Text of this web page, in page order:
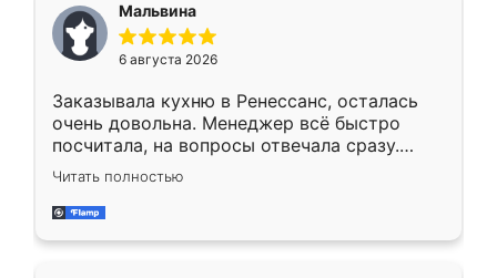
меньше, здесь же он более разнообразный.
Мне нравится ,если что-то потребуется из
мебели буду заказывать только здесь.
Мальвина
6 августа 2026
Заказывала кухню в Ренессанс, осталась
очень довольна. Менеджер всё быстро
посчитала, на вопросы отвечала сразу.
Замерщик приехал в субботу, подошёл к
делу со всей ответственностью. Собрали
за день, ребята работали аккуратно, даже
Читать полностью